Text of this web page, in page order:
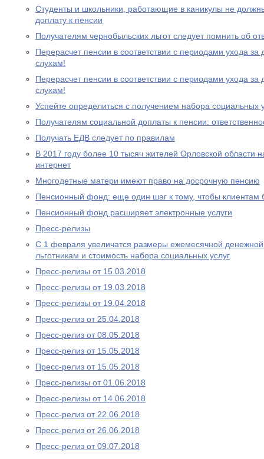
Студенты и школьники, работающие в каникулы не
доплату к пенсии
Получателям чернобыльских льгот следует помнить об
Перерасчет пенсии в соответствии с периодами ухода за
слухам!
Перерасчет пенсии в соответствии с периодами ухода за
слухам!
Успейте определиться с получением набора социальных
Получателям социальной доплаты к пенсии:
Получать ЕДВ следует по правилам
В 2017 году более 10 тысяч жителей Орловской области
интернет
Многодетные матери имеют право на досрочную пенсию
Пенсионный фонд: еще один шаг к тому, чтобы клиентам
Пенсионный фонд расширяет электронные услуги
Пресс-релизы
С 1 февраля увеличатся размеры ежемесячной
льготникам и стоимость набора социальных услуг
Пресс-релизы от 15.03.2018
Пресс-релизы от 19.03.2018
Пресс-релизы от 19.04.2018
Пресс-релиз от 25.04.2018
Пресс-релиз от 08.05.2018
Пресс-релиз от 15.05.2018
Пресс-релиз от 15.05.2018
Пресс-релизы от 01.06.2018
Пресс-релизы от 14.06.2018
Пресс-релиз от 22.06.2018
Пресс-релиз от 26.06.2018
Пресс-релиз от 09.07.2018